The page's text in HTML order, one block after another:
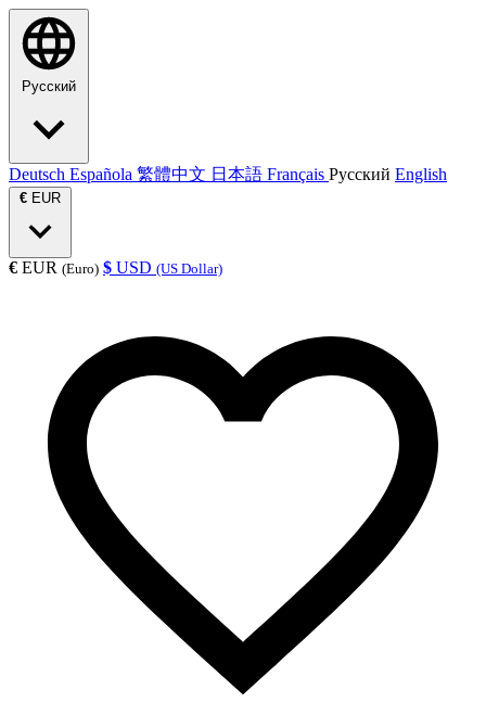
Русский
Deutsch Española 繁體中文 日本語 Français Русский English
€ EUR
€ EUR (Euro) $ USD (US Dollar)